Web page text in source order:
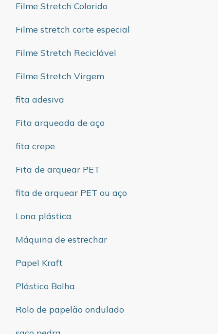
Filme Stretch Colorido
Filme stretch corte especial
Filme Stretch Reciclável
Filme Stretch Virgem
fita adesiva
Fita arqueada de aço
fita crepe
Fita de arquear PET
fita de arquear PET ou aço
Lona plástica
Máquina de estrechar
Papel Kraft
Plástico Bolha
Rolo de papelão ondulado